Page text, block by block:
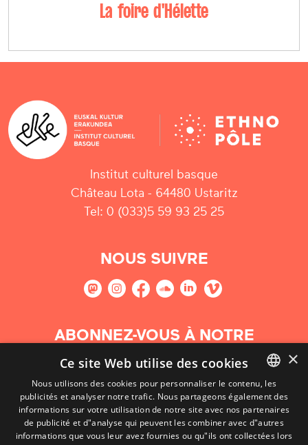
La foire d'Hélette
Institut culturel basque
Château Lota - 64480 Ustaritz
Tel: 0 (033)5 59 93 25 25
NOUS SUIVRE
ABONNEZ-VOUS À NOTRE
NEWSLETTER
S'abonner
BASQUE
FRENCH
×
Ce site Web utilise des cookies
Nous utilisons des cookies pour personnaliser le contenu, les
publicités et analyser notre trafic. Nous partageons également des
informations sur votre utilisation de notre site avec nos partenaires
de publicité et d"analyse qui peuvent les combiner avec d"autres
informations que vous leur avez fournies ou qu"ils ont collectées lors